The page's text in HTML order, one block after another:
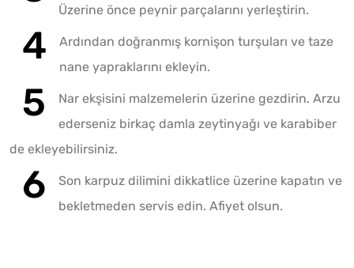
Üzerine önce peynir parçalarını yerleştirin.
Ardından doğranmış kornişon turşuları ve taze
nane yapraklarını ekleyin.
Nar ekşisini malzemelerin üzerine gezdirin. Arzu
ederseniz birkaç damla zeytinyağı ve karabiber
de ekleyebilirsiniz.
Son karpuz dilimini dikkatlice üzerine kapatın ve
bekletmeden servis edin. Afiyet olsun.